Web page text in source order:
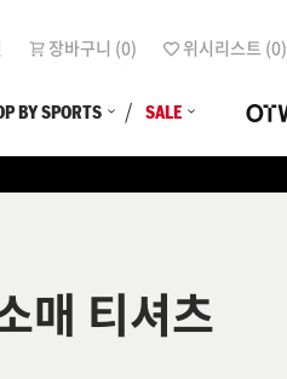
장바구니 (0) 위시리스트 (0)
BY SPORTS SALE
매 티셔츠